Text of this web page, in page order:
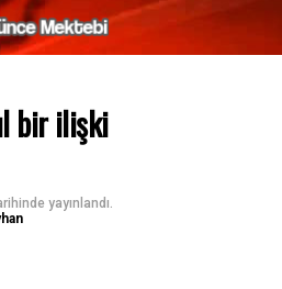
bir ilişki
yayınlandı.